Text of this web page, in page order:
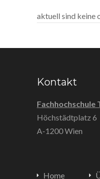
aktuell sind keine
Kontakt
Fachhochschule
Höchstädtplatz 6
A-1200 Wien
Home